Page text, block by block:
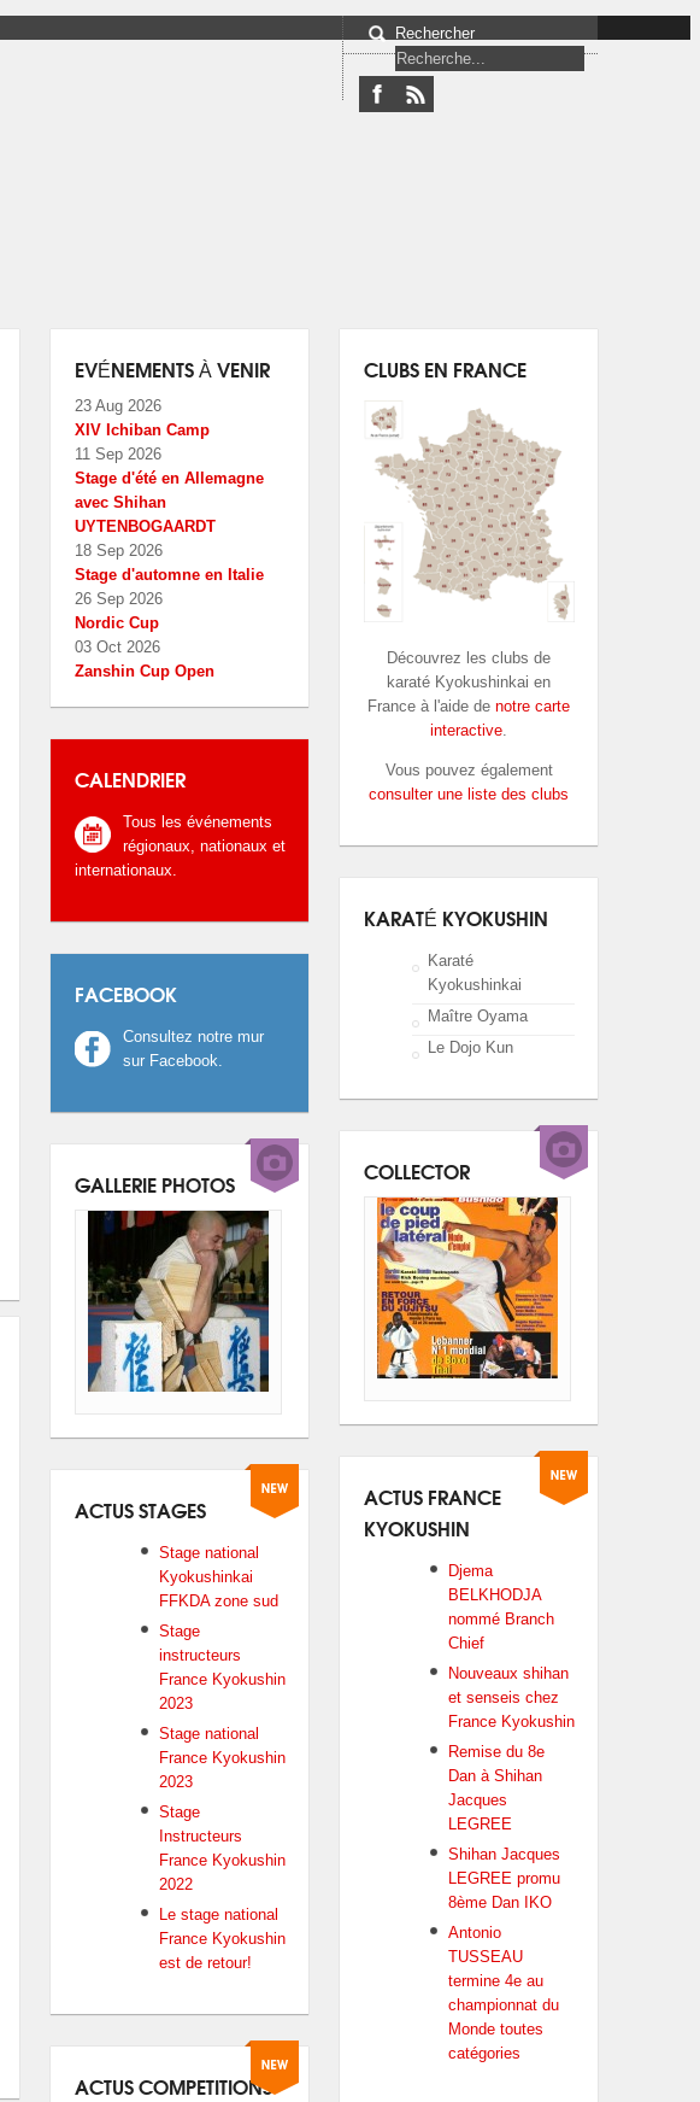
Rechercher
EVÉNEMENTS À VENIR
23 Aug 2026
XIV Ichiban Camp
11 Sep 2026
Stage d'été en Allemagne
avec Shihan
UYTENBOGAARDT
18 Sep 2026
Stage d'automne en Italie
26 Sep 2026
Nordic Cup
03 Oct 2026
Zanshin Cup Open
CLUBS EN FRANCE
Découvrez les clubs de
karaté Kyokushinkai en
France à l'aide de notre carte
interactive
Vous pouvez également
consulter une liste des clubs
CALENDRIER
Tous les événements
régionaux, nationaux et
internationaux.
KARATÉ KYOKUSHIN
Karaté
Kyokushinkai
Maître Oyama
Le Dojo Kun
FACEBOOK
Consultez notre mur
sur Facebook.
COLLECTOR
GALLERIE PHOTOS
ACTUS FRANCE
KYOKUSHIN
Djema
BELKHODJA
nommé Branch
Chief
Nouveaux shihan
et senseis chez
France Kyokushin
Remise du 8e
Dan à Shihan
Jacques
LEGREE
Shihan Jacques
LEGREE promu
8ème Dan IKO
Antonio
TUSSEAU
termine 4e au
championnat du
Monde toutes
catégories
ACTUS STAGES
Stage national
Kyokushinkai
FFKDA zone sud
Stage
instructeurs
France Kyokushin
2023
Stage national
France Kyokushin
2023
Stage
Instructeurs
France Kyokushin
2022
Le stage national
France Kyokushin
est de retour!
ACTUS COMPETITIONS